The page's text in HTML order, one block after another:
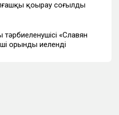
қоңырау соғылды
«Славян
орынды иеленді